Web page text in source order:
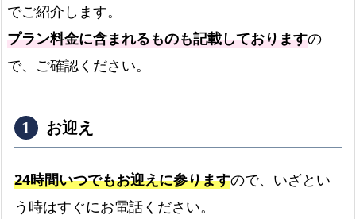
く
あ
答
福
でご紹介します。
プラン料金に含まれるものも記載しておりますの
で、ご確認ください。
お迎え
24時間いつでもお迎えに参りますので、いざとい
う時はすぐにお電話ください。